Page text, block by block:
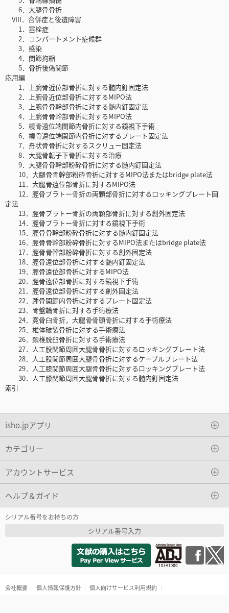
6．大腿骨骨折
VIII．合併症と後遺障害
1．塞栓症
2．コンパートメント症候群
3．感染
4．関節拘縮
5．骨折後偽関節
応用編
1．上腕骨近位部骨折に対する髄内釘固定法
2．上腕骨近位部骨折に対するMIPO法
3．上腕骨骨幹部骨折に対する髄内釘固定法
4．上腕骨骨幹部骨折に対するMIPO法
5．橈骨遠位端関節内骨折に対する鏡視下手術
6．橈骨遠位端関節内骨折に対するプレート固定法
7．舟状骨骨折に対するスクリュー固定法
8．大腿骨転子下骨折に対する治療
9．大腿骨骨幹部粉砕骨折に対する髄内釘固定法
10．大腿骨骨幹部粉砕骨折に対するMIPO法またはbridge plate法
11．大腿骨遠位部骨折に対するMIPO法
12．脛骨プラトー骨折の両顆部骨折に対するロッキングプレート固
定法
13．脛骨プラトー骨折の両顆部骨折に対する創外固定法
14．脛骨プラトー骨折に対する鏡視下手術
15．脛骨骨幹部粉砕骨折に対する髄内釘固定法
16．脛骨骨幹部粉砕骨折に対するMIPO法またはbridge plate法
17．脛骨骨幹部粉砕骨折に対する創外固定法
18．脛骨遠位部骨折に対する髄内釘固定法
19．脛骨遠位部骨折に対するMIPO法
20．脛骨遠位部骨折に対する鏡視下手術
21．脛骨遠位部骨折に対する創外固定法
22．踵骨関節内骨折に対するプレート固定法
23．骨盤輪骨折に対する手術療法
24．寛骨臼骨折，大腿骨骨頭骨折に対する手術療法
25．椎体破裂骨折に対する手術療法
26．頚椎脱臼骨折に対する手術療法
27．人工股関節周囲大腿骨骨折に対するロッキングプレート法
28．人工股関節周囲大腿骨骨折に対するケーブルプレート法
29．人工膝関節周囲大腿骨骨折に対するロッキングプレート法
30．人工膝関節周囲大腿骨骨折に対する髄内釘固定法
索引
isho.jpアプリ
カテゴリー
アカウントサービス
ヘルプ＆ガイド
シリアル番号をお持ちの方
シリアル番号入力
会社概要 個人情報保護方針
個人向けサービス利用規約